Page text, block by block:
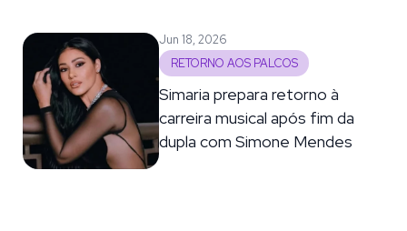
Jun 18, 2026
RETORNO AOS PALCOS
Simaria prepara retorno à
carreira musical após fim da
dupla com Simone Mendes